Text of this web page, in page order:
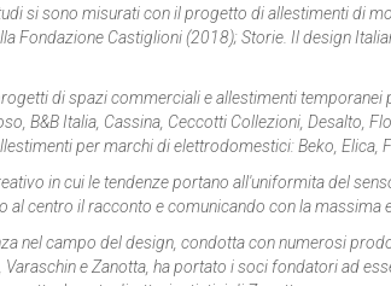
si sono misurati con il progetto di allestimenti di
Fondazione Castiglioni (2018); Storie. Il design
di spazi commerciali e allestimenti temporanei
B&B Italia, Cassina, Ceccotti Collezioni, Desalto,
per marchi di elettrodomestici: Beko, Elica,
in cui le tendenze portano all'uniformita del
al centro il racconto e comunicando con la massima
nel campo del design, condotta con numerosi
Varaschin e Zanotta, ha portato i soci fondatori ad